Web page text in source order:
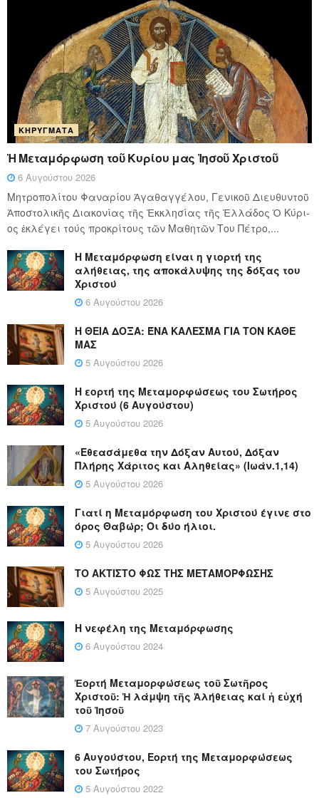
ΚΗΡΎΓΜΑΤΑ
Ἡ Μεταμόρφωση τοῦ Κυρίου μας Ἰησοῦ Χριστοῦ
6 Αυγούστου 2026
Μητροπολίτου Φαναρίου Ἀγαθαγγέλου, Γενικοῦ Διευθυντοῦ
Ἀποστολικῆς Διακονίας τῆς Ἐκκλησίας τῆς Ἑλλάδος Ὁ Κύ­ρι­
ος ἐκλέγει τούς προ­κρί­τους τῶν Μα­θη­τῶν Του Πέ­τρο,...
Η Μεταμόρφωση είναι η γιορτή της
αλήθειας, της αποκάλυψης της δόξας του
Χριστού
6 Αυγούστου 2026
Η ΘΕΙΑ ΔΟΞΑ: ΈΝΑ ΚΑΛΕΣΜΑ ΓΙΑ ΤΟΝ ΚΑΘΕ
ΜΑΣ
5 Αυγούστου 2026
Η εορτή της Μεταμορφώσεως του Σωτήρος
Χριστού (6 Αυγούστου)
5 Αυγούστου 2026
«Εθεασάμεθα την Δόξαν Αυτού, Δόξαν
Πλήρης Χάριτος και Αληθείας» (Ιωάν.1,14)
5 Αυγούστου 2026
Γιατί η Μεταμόρφωση του Χριστού έγινε στο
όρος Θαβώρ; Οι δύο ήλιοι.
5 Αυγούστου 2026
ΤΟ ΑΚΤΙΣΤΟ ΦΩΣ ΤΗΣ ΜΕΤΑΜΟΡΦΩΣΗΣ
5 Αυγούστου 2025
Η νεφέλη της Μεταμόρφωσης
6 Αυγούστου 2024
Ἑορτή Μεταμορφώσεως τοῦ Σωτῆρος
Χριστοῦ: Ἡ λάμψη τῆς Ἀλήθειας καί ἡ εὐχή
τοῦ Ἰησοῦ
7 Αυγούστου 2023
6 Αυγούστου, Εορτή της Μεταμορφώσεως
του Σωτήρος
5 Αυγούστου 2022